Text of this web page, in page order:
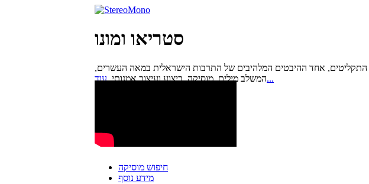
סטריאו ומונו
אחד ההיבטים המלהיבים של התרבות הישראלית במאה העשרים,
המשלב מילים, מוסיקה, ביצוע ועיצוב אמנותי.עוד...
חיפוש מוסיקה
מידע נוסף